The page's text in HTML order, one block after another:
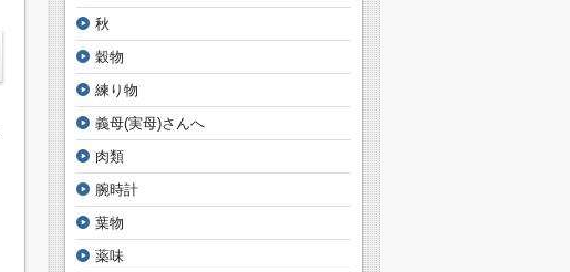
秋
穀物
練り物
義母(実母)さんへ
肉類
腕時計
葉物
薬味